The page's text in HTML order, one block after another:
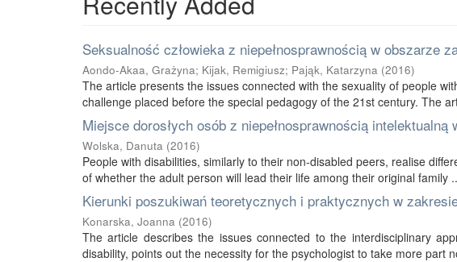
Seksualność człowieka z niepełnosprawnością w obszarze
Aondo-Akaa, Grażyna; Kijak, Remigiusz; Pająk, Katarzyna (2016)
The article presents the issues connected with the sexuality of people
challenge placed before the special pedagogy of the 21st century. The
Miejsce dorosłych osób z niepełnosprawnością intelektualną
Wolska, Danuta (2016)
People with disabilities, similarly to their non-disabled peers, realise
of whether the adult person will lead their life among their original family
Kierunki poszukiwań teoretycznych i praktycznych w
Konarska, Joanna (2016)
The article describes the issues connected to the interdisciplinary
disability, points out the necessity for the psychologist to take more part